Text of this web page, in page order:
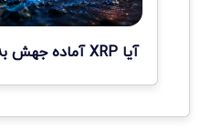
آیا XRP آماده جهش به 1.10 دلار است؟